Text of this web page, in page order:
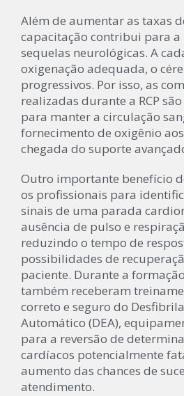
Além de aumentar as taxas
capacitação contribui para a
sequelas neurológicas. A
oxigenação adequada, o
progressivos. Por isso, as
realizadas durante a RCP
para manter a circulação
fornecimento de oxigênio
chegada do suporte
Outro importante benefício
os profissionais para
sinais de uma parada
ausência de pulso e
reduzindo o tempo de
possibilidades de
paciente. Durante a
também receberam
correto e seguro do
Automático (DEA),
para a reversão de
cardíacos potencialmente
aumento das chances de
atendimento.